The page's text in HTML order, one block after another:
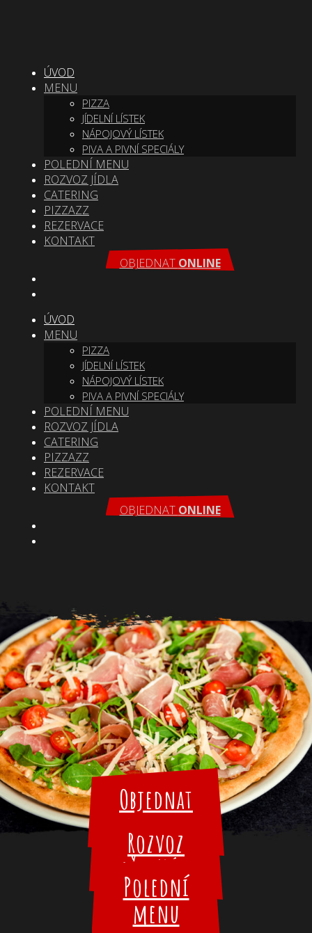
ÚVOD
MENU
PIZZA
JÍDELNÍ LÍSTEK
NÁPOJOVÝ LÍSTEK
PIVA A PIVNÍ SPECIÁLY
POLEDNÍ MENU
ROZVOZ JÍDLA
CATERING
PIZZAZZ
REZERVACE
KONTAKT
OBJEDNAT ONLINE
ÚVOD
MENU
PIZZA
JÍDELNÍ LÍSTEK
NÁPOJOVÝ LÍSTEK
PIVA A PIVNÍ SPECIÁLY
POLEDNÍ MENU
ROZVOZ JÍDLA
CATERING
PIZZAZZ
REZERVACE
KONTAKT
OBJEDNAT ONLINE
Objednat
online
Rozvoz
až k Vám
Polední
menu